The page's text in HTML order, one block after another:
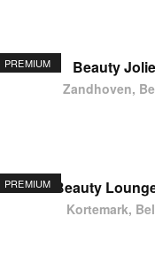
PREMIUM Beauty
Zandhoven,
PREMIUM Beauty
Kortemark,